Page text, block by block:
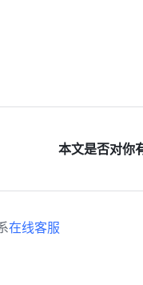
本文是否对你
在线客服